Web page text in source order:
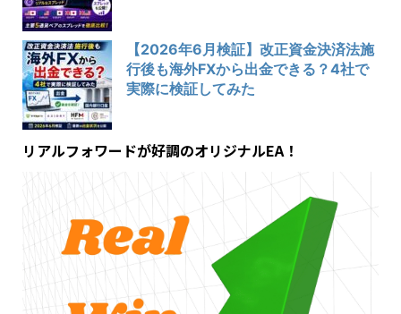
【2026年6月検証】改正資金決済法施
行後も海外FXから出金できる？4社で
実際に検証してみた
リアルフォワードが好調のオリジナルEA！